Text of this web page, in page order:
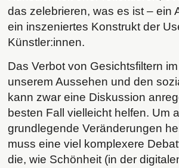
das zelebrieren, was es ist – ein
ein inszeniertes Konstrukt der
Künstler:innen.
Das Verbot von Gesichtsfiltern
unserem Aussehen und den
kann zwar eine Diskussion
besten Fall vielleicht helfen. Um
grundlegende Veränderungen
muss eine viel komplexere
die, wie Schönheit (in der